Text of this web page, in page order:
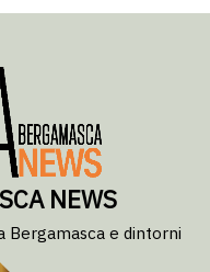
NEWS
Bergamasca e dintorni